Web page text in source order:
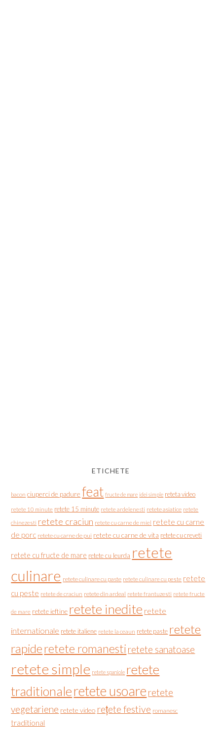
ETICHETE
bacon ciuperci de padure feat fructe de mare idei simple reteta video
retete 10 minute retete 15 minute retete ardelenesti retete asiatice retete
chinezesti retete craciun retete cu carne de miel retete cu carne
de porc retete cu carne de pui retete cu carne de vita retete cu creveti
retete cu fructe de mare retete cu leurda retete
culinare retete culinare cu paste retete culinare cu peste retete
cu peste retete de craciun retete din ardeal retete frantuzesti retete fructe
de mare retete ieftine retete inedite retete
internationale retete italiene retete la ceaun retete paste retete
rapideretete romanesti retete sanatoase
retete simple retete spaniole retete
traditionaleretete usoare retete
vegetariene retete video rețete festive romanesc
traditional